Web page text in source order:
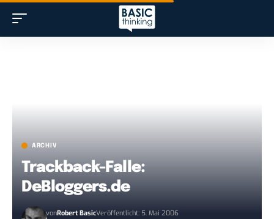
ARCHIV
Trackback-Falle:
DeBloggers.de
vonRobert BasicVeröffentlicht: 5. Mai 2006